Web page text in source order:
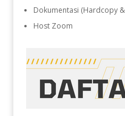
Dokumentasi (Hardcopy
Host Zoom